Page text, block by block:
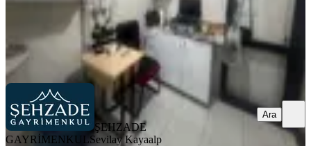
ŞEHZADE GAYRİMENKULSevilay Kayaalp
Ara
ŞEHZADE
GAYRİMENKULSevilay Kayaalp
Ara